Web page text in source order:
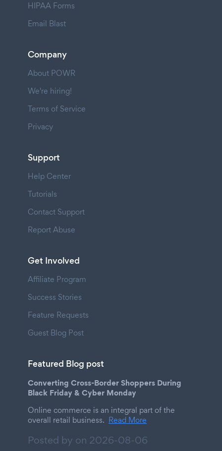
HIPAA Forms
Email Blast
Company
About POWR
We're hiring!
Terms of Service
Privacy
Support
Help Center
Tutorials
Contact Support
Report Abuse
Get Involved
Affiliate Program
Success Stories
Feature Requests
Guest Blog Post
Featured Blog post
Converting Cross-Border Shoppers During
Black Friday & Cyber Monday
Online commerce is an integral part of the
overall retail business. Read More
Posted by on 2026-08-06